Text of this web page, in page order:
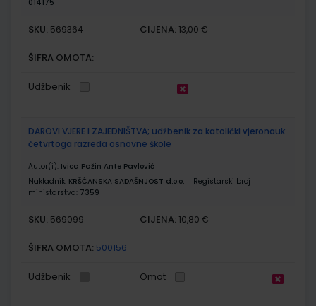
014175
SKU: 569364 CIJENA: 13,00 €
ŠIFRA OMOTA:
Udžbenik
DAROVI VJERE I ZAJEDNIŠTVA; udžbenik za katolički vjeronauk
četvrtoga razreda osnovne škole
Autor(i): Ivica Pažin Ante Pavlović
Nakladnik: KRŠĆANSKA SADAŠNJOST d.o.o.
Registarski broj
ministarstva: 7359
SKU: 569099 CIJENA: 10,80 €
ŠIFRA OMOTA: 500156
Udžbenik Omot